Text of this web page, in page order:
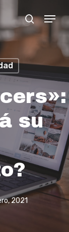
search
Menu
su
2021
Close
Menu